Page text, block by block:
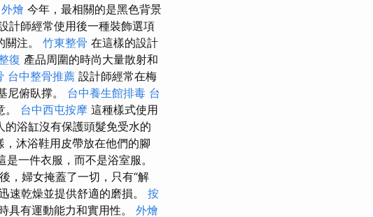
燴 今年，最相關的是黑色背景
計師經常使用後一種裝飾選項
注。 竹東整骨 在這樣的設計
復 產品周圍的時尚大量散射和
台中整骨推薦 設計師經常在梅
尼俯臥撑。 台中養生館排毒 台
台中西屯按摩 這種樣式使用
浴缸沒有保護頭髮免受水的
，沐浴鞋用皮帶放在他們的腳
一件衣服，而不是浴室服。
，婦女掩蓋了一切，只有“解
速乾燥並提供舒適的磨損。 按
具有運動能力和實用性。 外燴